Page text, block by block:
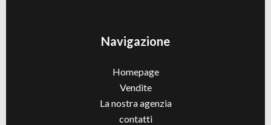
Navigazione
Homepage
Vendite
La nostra agenzia
contatti